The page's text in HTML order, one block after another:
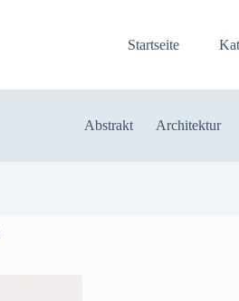
Startseite
Abstrakt Architektur